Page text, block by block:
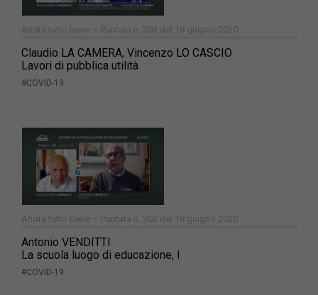
Andrà tutto bene – Puntata n. 303 del 18 giugno 2020
Claudio LA CAMERA, Vincenzo LO CASCIO
Lavori di pubblica utilità
#COVID-19
Andrà tutto bene – Puntata n. 302 del 18 giugno 2020
Antonio VENDITTI
La scuola luogo di educazione, I
#COVID-19